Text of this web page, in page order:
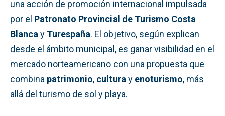
una acción de promoción internacional impulsada
por el Patronato Provincial de Turismo Costa
Blanca y Turespaña. El objetivo, según explican
desde el ámbito municipal, es ganar visibilidad en el
mercado norteamericano con una propuesta que
combina patrimonio, cultura y enoturismo, más
allá del turismo de sol y playa.